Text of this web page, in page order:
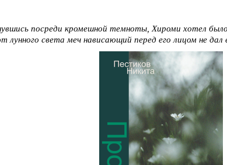
посреди кромешной темноты, Хироми хотел
лунного света меч нависающий перед его лицом не